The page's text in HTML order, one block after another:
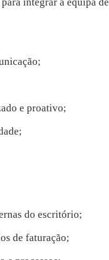
e proativo;
do escritório;
de faturação;